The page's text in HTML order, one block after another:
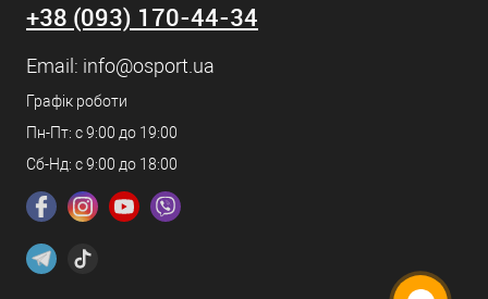
+38 (093) 170-44-34
Email: info@osport.ua
Графік роботи
Пн-Пт: с 9:00 до 19:00
Сб-Нд: с 9:00 до 18:00